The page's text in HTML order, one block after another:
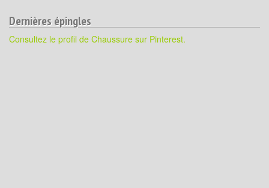
Dernières épingles
Consultez le profil de Chaussure sur Pinterest.